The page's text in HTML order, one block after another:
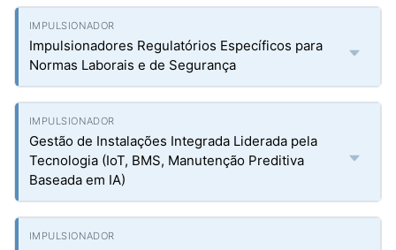
Impulsionadores Regulatórios Específicos para
Normas Laborais e de Segurança
Gestão de Instalações Integrada Liderada pela
Tecnologia (IoT, BMS, Manutenção Preditiva
Baseada em IA)